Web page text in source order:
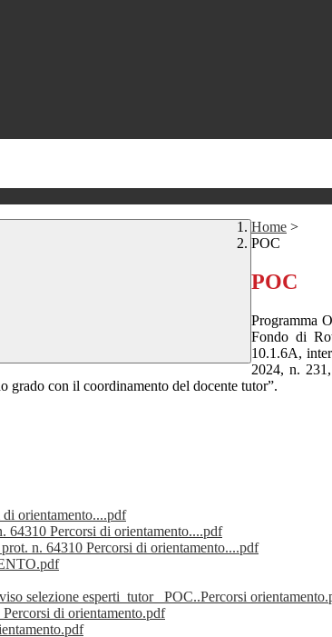
Home >
POC
POC
Programma
Fondo di
10.1.6A,
2024, n.
grado con il coordinamento del docente tutor”.
orientamento....pdf
Percorsi di orientamento....pdf
n. 64310 Percorsi di orientamento....pdf
selezione esperti_tutor _POC..Percorsi
di orientamento.pdf